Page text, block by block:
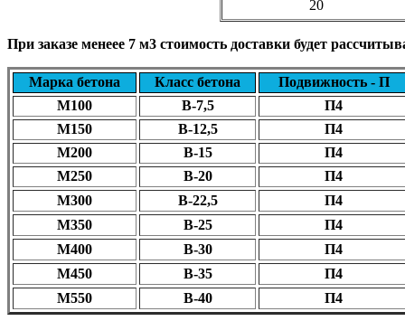
20
При заказе менеее 7 м3 стоимость доставки будет
Марка бетона Класс бетона
Подвижность - П
М100
В-7,5
П4
М150
В-12,5
П4
М200
В-15
П4
М250
В-20
П4
М300
В-22,5
П4
М350
В-25
П4
М400
В-30
П4
М450
В-35
П4
М550
В-40 П4